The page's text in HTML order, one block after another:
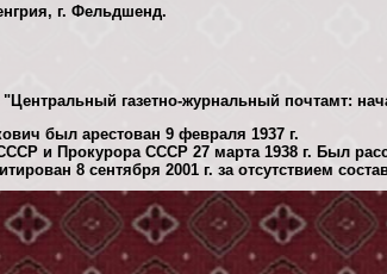
г. Фельдшенд.
"Центральный газетно-журнальный почтамт:
был арестован 9 февраля 1937 г.
и Прокурора СССР 27 марта 1938 г. Был
8 сентября 2001 г. за отсутствием